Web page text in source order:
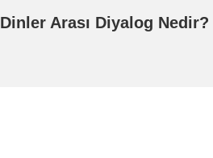
Dinler Arası Diyalog Nedir?